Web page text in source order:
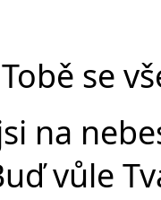
se
na
vůle